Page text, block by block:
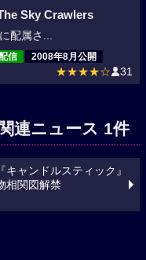
Sky Crawlers
配属さ...
信 2008年8月公開
★★★★☆ 31
連ニュース 1件
ャンドルスティック』
相関図解禁